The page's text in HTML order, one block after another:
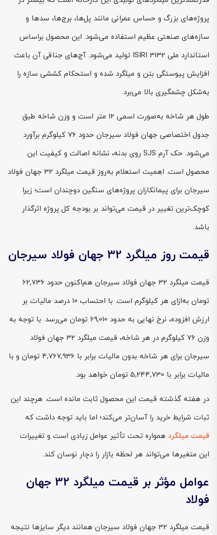
پروژه‌های بزرگ و حساس عمرانی مانند پل‌ها، برج‌ها، سدها و
سازه‌های صنعتی عظیم استفاده می‌شود. این محصول براساس
استاندارد ملی ISIRI 3132 تولید می‌شود. آج‌های جناقی آن باعث
افزایش پیوستگی بتن و میلگرد شده و استحکام کششی سازه را
به‌شکل چشمگیری بالا می‌برد.
طول هر شاخه به‌صورت اسمی ۱۲ متر است و وزن شاخه طبق
جدول اختصاصی جهان فولاد سیرجان حدود ۷۶ کیلوگرم برآورد
می‌شود. حک آرم SJS روی بدنه، نشانه اصالت و کیفیت این
محصول است. اهمیت استعلام به‌روز قیمت میلگرد 32 جهان فولاد
سیرجان برای پیمانکاران پروژه‌های سنگین دوچندان است؛ زیرا
کوچک‌ترین تغییر در قیمت می‌تواند بر بودجه کل پروژه اثرگذار
باشد.
قیمت روز میلگرد 32 جهان فولاد سیرجان
قیمت میلگرد 32 جهان فولاد سیرجان هم‌اکنون حدود 62,736
تومان به‌ازای هر کیلوگرم است. با احتساب ۱۰ درصد مالیات بر
ارزش افزوده، نرخ نهایی به حدود 69,010 تومان می‌رسد. با توجه به
وزن ۷۶ کیلوگرم در هر شاخه، قیمت میلگرد 32 جهان فولاد
سیرجان برای هر شاخه بدون مالیات برابر با 4,767,936 تومان و با
مالیات برابر با 5,244,730 تومان خواهد بود.
در هفته گذشته قیمت این محصول ثابت مانده است. هرچند این
ثبات شرایط خرید را آسان‌تر می‌کند؛ اما باید توجه داشت که
قیمت میلگرد همواره تحت تأثیر عوامل زیادی است و تغییرات
این متغیرها می‌تواند هر لحظه بازار را دچار نوسان کند.
عوامل مؤثر بر قیمت میلگرد 32 جهان
فولاد
قیمت میلگرد 32 جهان فولاد سیرجان همانند دیگر سایزها نتیجه